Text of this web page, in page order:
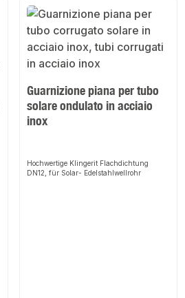
Guarnizione piana per tubo
solare ondulato in acciaio
inox
Hochwertige Klingerit Flachdichtung
DN12, für Solar- Edelstahlwellrohr